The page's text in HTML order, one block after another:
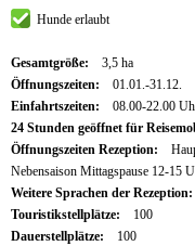
Hunde erlaubt
Gesamtgröße:
3,5 ha
Öffnungszeiten:
01.01.-31.12.
Einfahrtszeiten:
08.00-22.00
24 Stunden geöffnet für
Öffnungszeiten Rezeption:
Nebensaison Mittagspause 12-15
Weitere Sprachen der Rezeption:
Touristikstellplätze:
100
Dauerstellplätze:
100